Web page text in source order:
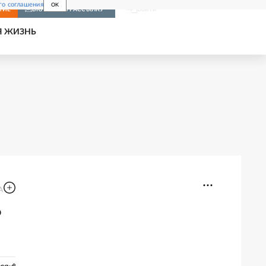
соглашения OK
ВКЛЮЧИТЬ РАССЫЛКУ
ЖИЗНЬ